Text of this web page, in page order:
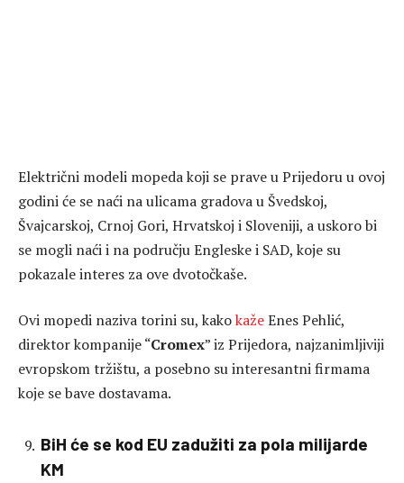
Električni modeli mopeda koji se prave u Prijedoru u ovoj
godini će se naći na ulicama gradova u Švedskoj,
Švajcarskoj, Crnoj Gori, Hrvatskoj i Sloveniji, a uskoro bi
se mogli naći i na području Engleske i SAD, koje su
pokazale interes za ove dvotočkaše.
Ovi mopedi naziva torini su, kakokažeEnes Pehlić,
direktor kompanije “Cromex” iz Prijedora, najzanimljiviji
evropskom tržištu, a posebno su interesantni firmama
koje se bave dostavama.
BiH će se kod EU zadužiti za pola milijarde
KM